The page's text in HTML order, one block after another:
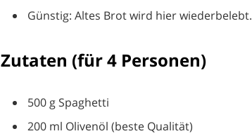
Günstig: Altes Brot wird hier wiederbelebt.
Zutaten (für 4 Personen)
500 g Spaghetti
200 ml Olivenöl (beste Qualität)